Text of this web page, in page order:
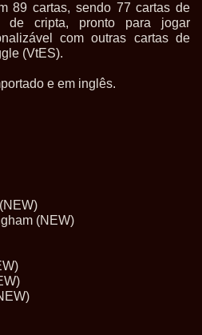
89 cartas, sendo 77 cartas de
de cripta, pronto para jogar
com outras cartas de
(VtES).
e em inglês.
(NEW)